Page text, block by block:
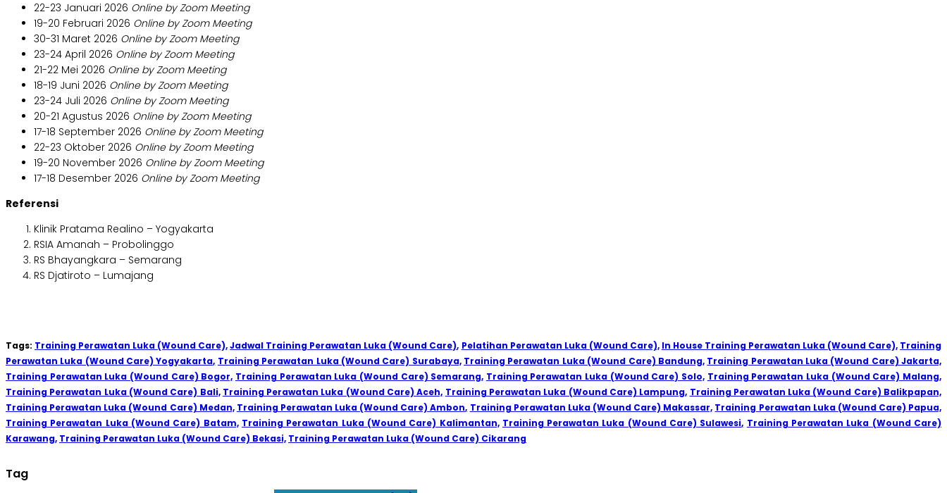
22-23 Januari 2026 Online by Zoom Meeting
19-20 Februari 2026 Online by Zoom Meeting
30-31 Maret 2026 Online by Zoom Meeting
23-24 April 2026 Online by Zoom Meeting
21-22 Mei 2026 Online by Zoom Meeting
18-19 Juni 2026 Online by Zoom Meeting
23-24 Juli 2026 Online by Zoom Meeting
20-21 Agustus 2026 Online by Zoom Meeting
17-18 September 2026 Online by Zoom Meeting
22-23 Oktober 2026 Online by Zoom Meeting
19-20 November 2026 Online by Zoom Meeting
17-18 Desember 2026 Online by Zoom Meeting
Referensi
Klinik Pratama Realino – Yogyakarta
RSIA Amanah – Probolinggo
RS Bhayangkara – Semarang
RS Djatiroto – Lumajang
Tags: Training Perawatan Luka (Wound Care),Jadwal Training Perawatan Luka (Wound Care), Pelatihan Perawatan Luka (Wound Care), In House Training Perawatan Luka (Wound Care), Training
Perawatan Luka (Wound Care) Yogyakarta, Training Perawatan Luka (Wound Care) Surabaya, Training Perawatan Luka (Wound Care) Bandung, Training Perawatan Luka (Wound Care) Jakarta,
Training Perawatan Luka (Wound Care) Bogor, Training Perawatan Luka (Wound Care) Semarang, Training Perawatan Luka (Wound Care) Solo, Training Perawatan Luka (Wound Care) Malang,
Training Perawatan Luka (Wound Care) Bali, Training Perawatan Luka (Wound Care) Aceh, Training Perawatan Luka (Wound Care) Lampung, Training Perawatan Luka (Wound Care) Balikpapan,
Training Perawatan Luka (Wound Care) Medan, Training Perawatan Luka (Wound Care) Ambon, Training Perawatan Luka (Wound Care) Makassar, Training Perawatan Luka (Wound Care) Papua,
Training Perawatan Luka (Wound Care) Batam, Training Perawatan Luka (Wound Care) Kalimantan, Training Perawatan Luka (Wound Care) Sulawesi, Training Perawatan Luka (Wound Care)
Karawang, Training Perawatan Luka (Wound Care) Bekasi, Training Perawatan Luka (Wound Care) Cikarang
Tag